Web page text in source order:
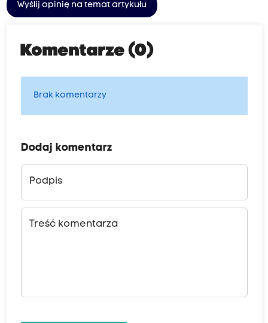
Wyślij opinię na temat artykułu
Komentarze (0)
Brak komentarzy
Dodaj komentarz
Podpis
Treść komentarza